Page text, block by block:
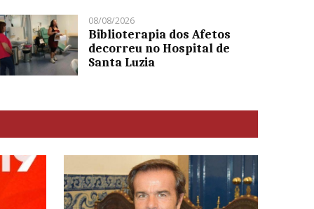
08/08/2026
Biblioterapia dos Afetos
decorreu no Hospital de
Santa Luzia